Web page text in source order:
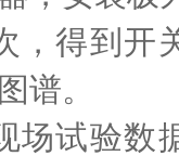
，得到开
谱。
场试验数